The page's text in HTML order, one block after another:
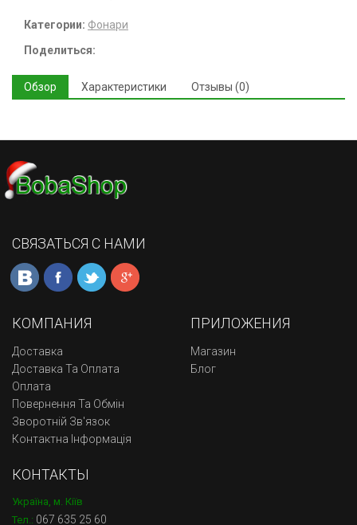
Категории: Фонари
Поделиться:
Обзор Характеристики Отзывы (0)
СВЯЗАТЬСЯ С НАМИ
КОМПАНИЯ
Доставка
Доставка Та Оплата
Оплата
Повернення Та Обмін
Зворотній Зв'язок
Контактна Інформація
ПРИЛОЖЕНИЯ
Магазин
Блог
КОНТАКТЫ
Україна, м. Кіїв
Тел.: 067 635 25 60